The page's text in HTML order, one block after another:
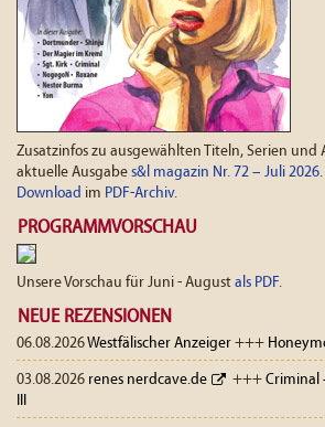
Zusatzinfos zu ausgewählten Titeln, Serien und
aktuelle Ausgabe s&l magazin Nr. 72 – Juli 2026
Download im PDF-Archiv.
PROGRAMMVORSCHAU
Unsere Vorschau für Juni - August als PDF.
NEUE REZENSIONEN
06.08.2026Westfälischer Anzeiger +++
03.08.2026 renes nerdcave.de +++ Criminal